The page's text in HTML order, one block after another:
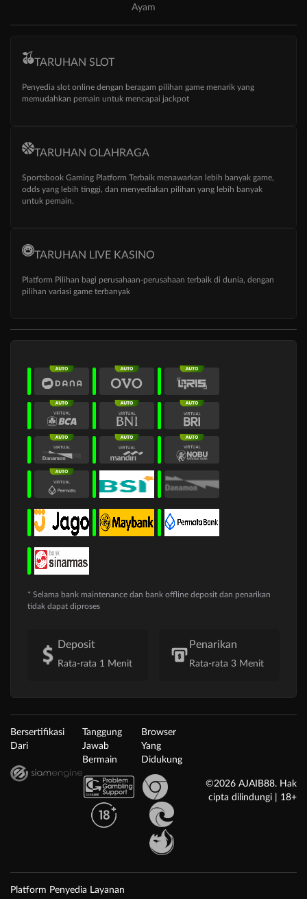
Ayam
TARUHAN SLOT
Penyedia slot online dengan beragam pilihan game menarik yang
memudahkan pemain untuk mencapai jackpot
TARUHAN OLAHRAGA
Sportsbook Gaming Platform Terbaik menawarkan lebih banyak game,
odds yang lebih tinggi, dan menyediakan pilihan yang lebih banyak
untuk pemain.
TARUHAN LIVE KASINO
Platform Pilihan bagi perusahaan-perusahaan terbaik di dunia, dengan
pilihan variasi game terbanyak
* Selama bank maintenance dan bank offline deposit dan penarikan
tidak dapat diproses
Deposit
Rata-rata 1 Menit
Penarikan
Rata-rata 3 Menit
Bersertifikasi
Dari
Tanggung
Jawab
Bermain
Browser
Yang
Didukung
©2026 AJAIB88. Hak
cipta dilindungi | 18+
Platform Penyedia Layanan